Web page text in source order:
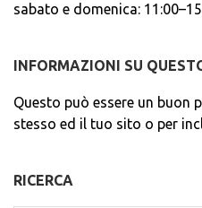
sabato e domenica:
INFORMAZIONI SU
Questo può essere un buon
stesso ed il tuo sito o per
RICERCA